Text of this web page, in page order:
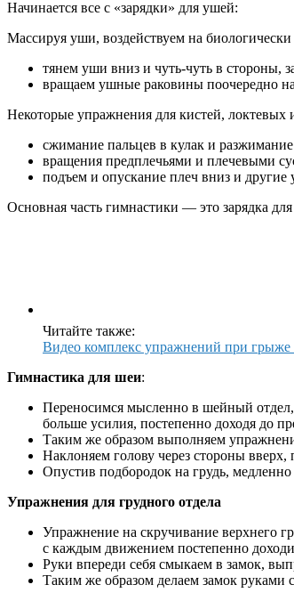
Начинается все с «зарядки» для ушей:
Массируя уши, воздействуем на
тянем уши вниз и чуть-чуть в стороны,
вращаем ушные раковины поочередно
Некоторые упражнения для кистей, локтевых
сжимание пальцев в кулак и разжимание
вращения предплечьями и плечевыми
подъем и опускание плеч вниз и другие
Основная часть гимнастики — это зарядка
Читайте также:
Видео комплекс упражнений при грыже
Гимнастика для шеи:
Переносимся мысленно в шейный
больше усилия, постепенно доходя до
Таким же образом выполняем
Наклоняем голову через стороны
Опустив подбородок на грудь, медленно
Упражнения для грудного отдела
Упражнение на скручивание верхнего
с каждым движением постепенно
Руки впереди себя смыкаем в замок,
Таким же образом делаем замок руками